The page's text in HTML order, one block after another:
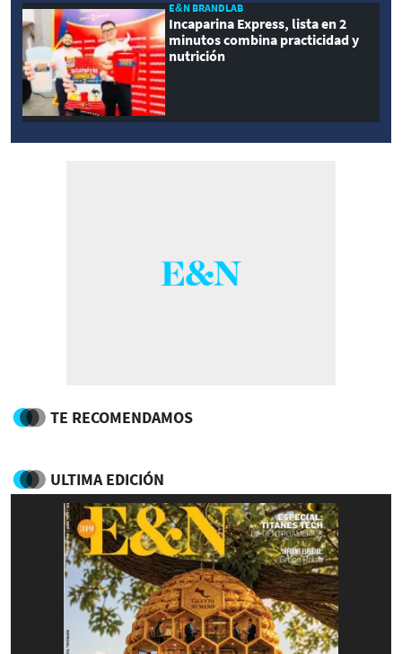
E&N BRANDLAB
Incaparina Express, lista en 2
minutos combina practicidad y
nutrición
TE RECOMENDAMOS
ULTIMA EDICIÓN